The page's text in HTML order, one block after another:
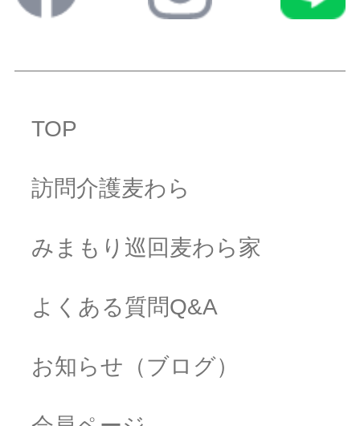
TOP
訪問介護麦わら
みまもり巡回麦わら家
よくある質問Q&A
お知らせ（ブログ）